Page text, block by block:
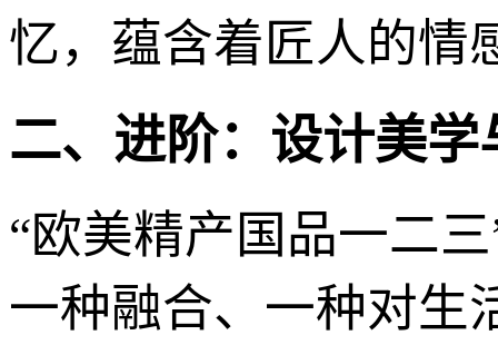
忆，蕴含着匠人的情
二、进阶：设计美
“欧美精产国品一二
一种融合、一种对生